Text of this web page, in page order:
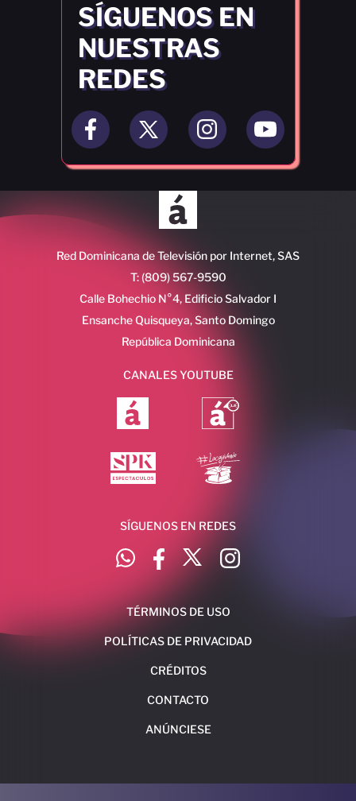
SÍGUENOS EN
NUESTRAS
REDES
Red Dominicana de Televisión por Internet, SAS
T: (809) 567-9590
Calle Bohechio N°4, Edificio Salvador I
Ensanche Quisqueya, Santo Domingo
República Dominicana
CANALES YOUTUBE
SÍGUENOS EN REDES
TÉRMINOS DE USO
POLÍTICAS DE PRIVACIDAD
CRÉDITOS
CONTACTO
ANÚNCIESE